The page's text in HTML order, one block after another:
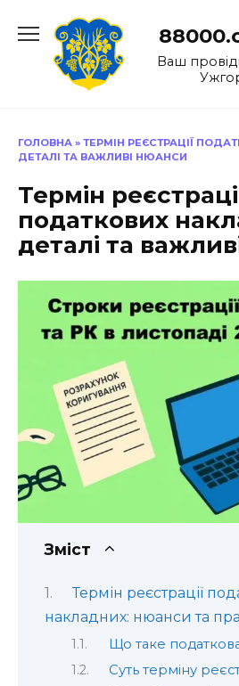
до
Ваш
ГОЛОВНА » ТЕРМІН РЕЄСТРАЦІЇ
ДЕТАЛІ ТА ВАЖЛИВІ НЮАНСИ
Термін
податкових
деталі та
Зміст
Термін реєстрації
накладних: нюанси та
Що таке
Суть терміну